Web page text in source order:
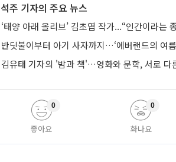
주 기자의 주요 뉴스
‘태양 아래 올리브’ 김초엽 작가...“인간이라는
반딧불이부터 아기 사자까지…‘에버랜드의 여
김유태 기자의 '밤과 책'…영화와 문학, 서로 다
좋아요
0
화나요
0